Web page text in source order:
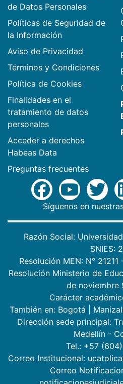
de Datos Personales
Políticas de Seguridad de
la Información
Aviso de Privacidad
Términos y Condiciones
Política de Cookies
Finalidades en el
tratamiento de datos
personales
Acceder a derechos
Habeas Data
Preguntas frecuentes
Síguenos en
Razón Social:
SNIES:
Resolución MEN: N°
Resolución Ministerio de
de noviembre
Carácter
También en: Bogotá
Dirección sede principal:
Medellín -
Tel.: +57
Correo Institucional:
Correo